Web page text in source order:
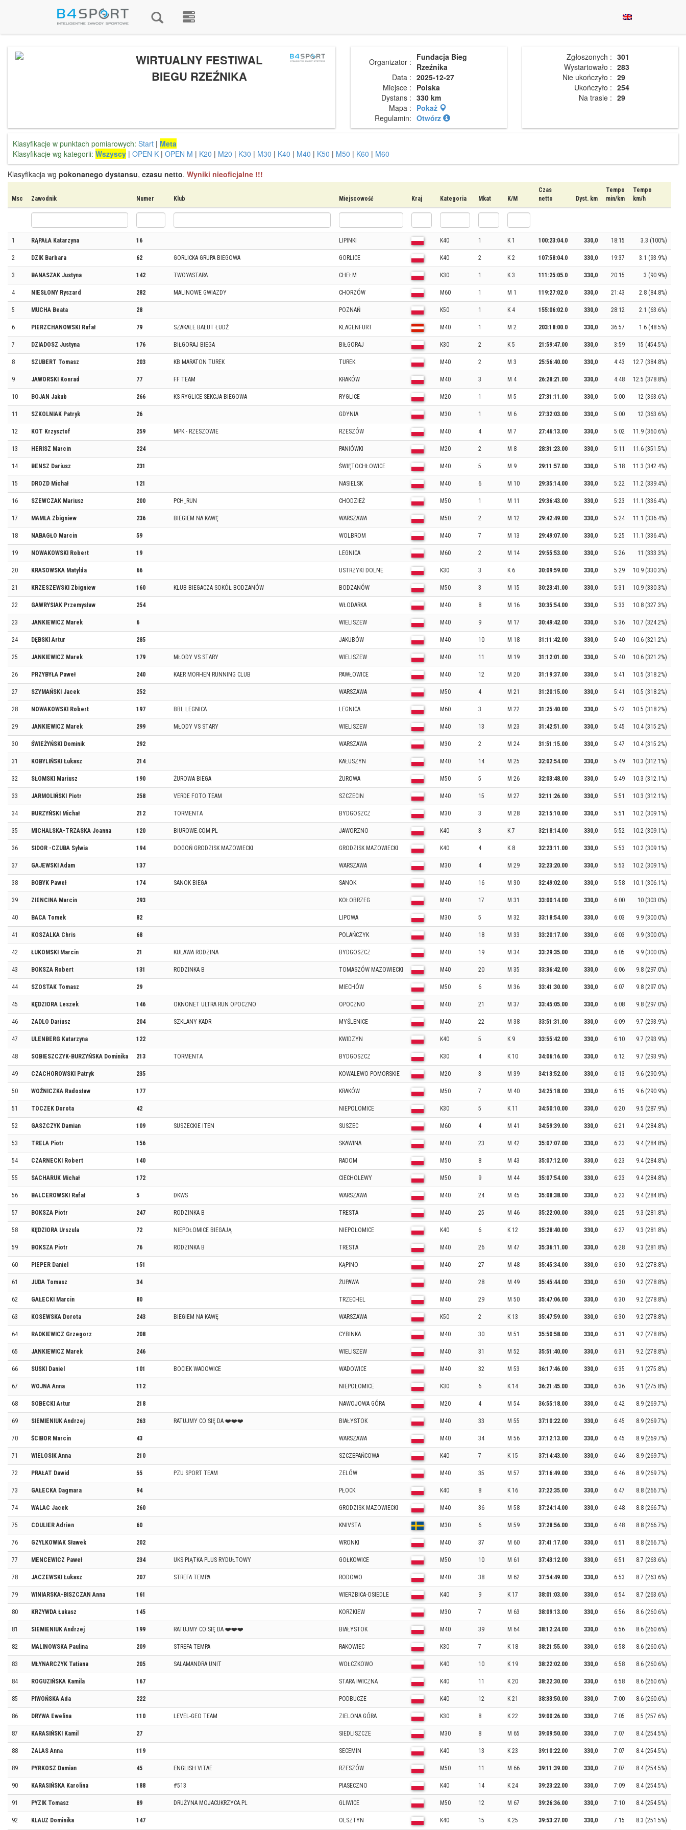
WIRTUALNY FESTIWAL
BIEGU RZEŹNIKA
Organizator : Fundacja Bieg
Rzeźnika
Data : 2025-12-27
Miejsce : Polska
Dystans : 330 km
Mapa : Pokaż
Regulamin: Otwórz
Zgłoszonych : 301
Wystartowało : 283
Nie ukończyło : 29
Ukończyło : 254
Na trasie : 29
Klasyfikacje w punktach pomiarowych: Start | Meta
Klasyfikacje wg kategorii: Wszyscy | OPEN K | OPEN M | K20 | M20 | K30 | M30 | K40 | M40 | K50 | M50 | K60 | M60
Klasyfikacja wg pokonanego dystansu, czasu netto. Wyniki nieoficjalne !!!
Msc Zawodnik Numer Klub Miejscowość Kraj Kategoria Mkat K/M
Czas
netto
Dyst. km
Tempo
min/km
Tempo
km/h
1 RĄPAŁA Katarzyna 16 LIPINKI K40 1 K 1 100:23:04.0 330,0 18:15 3.3 (100%)
2 DZIK Barbara 62 GORLICKA GRUPA BIEGOWA GORLICE K40 2 K 2 107:58:04.0 330,0 19:37 3.1 (93.9%)
3 BANASZAK Justyna 142 TWOYASTARA CHEŁM K30 1 K 3 111:25:05.0 330,0 20:15 3 (90.9%)
4 NIESŁONY Ryszard 282 MALINOWE GWIAZDY CHORZÓW M60 1 M 1 119:27:02.0 330,0 21:43 2.8 (84.8%)
5 MUCHA Beata 28 POZNAŃ K50 1 K 4 155:06:02.0 330,0 28:12 2.1 (63.6%)
6 PIERZCHANOWSKI Rafał 79 SZAKALE BAŁUT ŁUDŹ KLAGENFURT M40 1 M 2 203:18:00.0 330,0 36:57 1.6 (48.5%)
7 DZIADOSZ Justyna 176 BIŁGORAJ BIEGA BIŁGORAJ K30 2 K 5 21:59:47.00 330,0 3:59 15 (454.5%)
8 SZUBERT Tomasz 203 KB MARATON TUREK TUREK M40 2 M 3 25:56:40.00 330,0 4:43 12.7 (384.8%)
9 JAWORSKI Konrad 77 FF TEAM KRAKÓW M40 3 M 4 26:28:21.00 330,0 4:48 12.5 (378.8%)
10 BOJAN Jakub 266 KS RYGLICE SEKCJA BIEGOWA RYGLICE M20 1 M 5 27:31:11.00 330,0 5:00 12 (363.6%)
11 SZKOLNIAK Patryk 26 GDYNIA M30 1 M 6 27:32:03.00 330,0 5:00 12 (363.6%)
12 KOT Krzysztof 259 MPK - RZESZOWIE RZESZÓW M40 4 M 7 27:46:13.00 330,0 5:02 11.9 (360.6%)
13 HERISZ Marcin 224 PANIÓWKI M20 2 M 8 28:31:23.00 330,0 5:11 11.6 (351.5%)
14 BENSZ Dariusz 231 ŚWIĘTOCHŁOWICE M40 5 M 9 29:11:57.00 330,0 5:18 11.3 (342.4%)
15 DROZD Michał 121 NASIELSK M40 6 M 10 29:35:14.00 330,0 5:22 11.2 (339.4%)
16 SZEWCZAK Mariusz 200 PCH_RUN CHODZIEŻ M50 1 M 11 29:36:43.00 330,0 5:23 11.1 (336.4%)
17 MAMLA Zbigniew 236 BIEGIEM NA KAWĘ WARSZAWA M50 2 M 12 29:42:49.00 330,0 5:24 11.1 (336.4%)
18 NABAGŁO Marcin 59 WOLBROM M40 7 M 13 29:49:07.00 330,0 5:25 11.1 (336.4%)
19 NOWAKOWSKI Robert 19 LEGNICA M60 2 M 14 29:55:53.00 330,0 5:26 11 (333.3%)
20 KRASOWSKA Matylda 66 USTRZYKI DOLNE K30 3 K 6 30:09:59.00 330,0 5:29 10.9 (330.3%)
21 KRZESZEWSKI Zbigniew 160 KLUB BIEGACZA SOKÓŁ BODZANÓW BODZANÓW M50 3 M 15 30:23:41.00 330,0 5:31 10.9 (330.3%)
22 GAWRYSIAK Przemysław 254 WŁODARKA M40 8 M 16 30:35:54.00 330,0 5:33 10.8 (327.3%)
23 JANKIEWICZ Marek 6 WIELISZEW M40 9 M 17 30:49:42.00 330,0 5:36 10.7 (324.2%)
24 DĘBSKI Artur 285 JAKUBÓW M40 10 M 18 31:11:42.00 330,0 5:40 10.6 (321.2%)
25 JANKIEWICZ Marek 179 MŁODY VS STARY WIELISZEW M40 11 M 19 31:12:01.00 330,0 5:40 10.6 (321.2%)
26 PRZYBYŁA Paweł 240 KAER MORHEN RUNNING CLUB PAWŁOWICE M40 12 M 20 31:19:37.00 330,0 5:41 10.5 (318.2%)
27 SZYMAŃSKI Jacek 252 WARSZAWA M50 4 M 21 31:20:15.00 330,0 5:41 10.5 (318.2%)
28 NOWAKOWSKI Robert 197 BBL LEGNICA LEGNICA M60 3 M 22 31:25:40.00 330,0 5:42 10.5 (318.2%)
29 JANKIEWICZ Marek 299 MŁODY VS STARY WIELISZEW M40 13 M 23 31:42:51.00 330,0 5:45 10.4 (315.2%)
30 ŚWIEŻYŃSKI Dominik 292 WARSZAWA M30 2 M 24 31:51:15.00 330,0 5:47 10.4 (315.2%)
31 KOBYLIŃSKI Łukasz 214 KAŁUSZYN M40 14 M 25 32:02:54.00 330,0 5:49 10.3 (312.1%)
32 SŁOMSKI Mariusz 190 ŻUROWA BIEGA ŻUROWA M50 5 M 26 32:03:48.00 330,0 5:49 10.3 (312.1%)
33 JARMOLIŃSKI Piotr 258 VERDE FOTO TEAM SZCZECIN M40 15 M 27 32:11:26.00 330,0 5:51 10.3 (312.1%)
34 BURZYŃSKI Michał 212 TORMENTA BYDGOSZCZ M30 3 M 28 32:15:10.00 330,0 5:51 10.2 (309.1%)
35 MICHALSKA-TRZASKA Joanna 120 BIUROWE.COM.PL JAWORZNO K40 3 K 7 32:18:14.00 330,0 5:52 10.2 (309.1%)
36 SIDOR -CZUBA Sylwia 194 DOGOŃ GRODZISK MAZOWIECKI GRODZISK MAZOWIECKI K40 4 K 8 32:23:11.00 330,0 5:53 10.2 (309.1%)
37 GAJEWSKI Adam 137 WARSZAWA M30 4 M 29 32:23:20.00 330,0 5:53 10.2 (309.1%)
38 BOBYK Paweł 174 SANOK BIEGA SANOK M40 16 M 30 32:49:02.00 330,0 5:58 10.1 (306.1%)
39 ZIENCINA Marcin 293 KOŁOBRZEG M40 17 M 31 33:00:14.00 330,0 6:00 10 (303.0%)
40 BACA Tomek 82 LIPOWA M30 5 M 32 33:18:54.00 330,0 6:03 9.9 (300.0%)
41 KOSZALKA Chris 68 POLAŃCZYK M40 18 M 33 33:20:17.00 330,0 6:03 9.9 (300.0%)
42 ŁUKOMSKI Marcin 21 KULAWA RODZINA BYDGOSZCZ M40 19 M 34 33:29:35.00 330,0 6:05 9.9 (300.0%)
43 BOKSZA Robert 131 RODZINKA B TOMASZÓW MAZOWIECKI M40 20 M 35 33:36:42.00 330,0 6:06 9.8 (297.0%)
44 SZOSTAK Tomasz 29 MIECHÓW M50 6 M 36 33:41:30.00 330,0 6:07 9.8 (297.0%)
45 KĘDZIORA Leszek 146 OKNONET ULTRA RUN OPOCZNO OPOCZNO M40 21 M 37 33:45:05.00 330,0 6:08 9.8 (297.0%)
46 ZADLO Dariusz 204 SZKLANY KADR MYŚLENICE M40 22 M 38 33:51:31.00 330,0 6:09 9.7 (293.9%)
47 ULENBERG Katarzyna 122 KWIDZYN K40 5 K 9 33:55:42.00 330,0 6:10 9.7 (293.9%)
48 SOBIESZCZYK-BURZYŃSKA Dominika 213 TORMENTA BYDGOSZCZ K30 4 K 10 34:06:16.00 330,0 6:12 9.7 (293.9%)
49 CZACHOROWSKI Patryk 235 KOWALEWO POMORSKIE M20 3 M 39 34:13:52.00 330,0 6:13 9.6 (290.9%)
50 WOŹNICZKA Radosław 177 KRAKÓW M50 7 M 40 34:25:18.00 330,0 6:15 9.6 (290.9%)
51 TOCZEK Dorota 42 NIEPOLOMICE K30 5 K 11 34:50:10.00 330,0 6:20 9.5 (287.9%)
52 GASZCZYK Damian 109 SUSZECKIE ITEN SUSZEC M60 4 M 41 34:59:39.00 330,0 6:21 9.4 (284.8%)
53 TRELA Piotr 156 SKAWINA M40 23 M 42 35:07:07.00 330,0 6:23 9.4 (284.8%)
54 CZARNECKI Robert 140 RADOM M50 8 M 43 35:07:12.00 330,0 6:23 9.4 (284.8%)
55 SACHARUK Michał 172 CIECHOLEWY M50 9 M 44 35:07:54.00 330,0 6:23 9.4 (284.8%)
56 BALCEROWSKI Rafał 5 DKWS WARSZAWA M40 24 M 45 35:08:38.00 330,0 6:23 9.4 (284.8%)
57 BOKSZA Piotr 247 RODZINKA B TRESTA M40 25 M 46 35:22:00.00 330,0 6:25 9.3 (281.8%)
58 KĘDZIORA Urszula 72 NIEPOŁOMICE BIEGAJĄ NIEPOŁOMICE K40 6 K 12 35:28:40.00 330,0 6:27 9.3 (281.8%)
59 BOKSZA Piotr 76 RODZINKA B TRESTA M40 26 M 47 35:36:11.00 330,0 6:28 9.3 (281.8%)
60 PIEPER Daniel 151 KĄPINO M40 27 M 48 35:45:34.00 330,0 6:30 9.2 (278.8%)
61 JUDA Tomasz 34 ŻUPAWA M40 28 M 49 35:45:44.00 330,0 6:30 9.2 (278.8%)
62 GAŁECKI Marcin 80 TRZECHEL M40 29 M 50 35:47:06.00 330,0 6:30 9.2 (278.8%)
63 KOSEWSKA Dorota 243 BIEGIEM NA KAWĘ WARSZAWA K50 2 K 13 35:47:59.00 330,0 6:30 9.2 (278.8%)
64 RADKIEWICZ Grzegorz 208 CYBINKA M40 30 M 51 35:50:58.00 330,0 6:31 9.2 (278.8%)
65 JANKIEWICZ Marek 246 WIELISZEW M40 31 M 52 35:51:40.00 330,0 6:31 9.2 (278.8%)
66 SUSKI Daniel 101 BOCIEK WADOWICE WADOWICE M40 32 M 53 36:17:46.00 330,0 6:35 9.1 (275.8%)
67 WOJNA Anna 112 NIEPOŁOMICE K30 6 K 14 36:21:45.00 330,0 6:36 9.1 (275.8%)
68 SOBECKI Artur 218 NAWOJOWA GÓRA M20 4 M 54 36:55:18.00 330,0 6:42 8.9 (269.7%)
69 SIEMIENIUK Andrzej 263 RATUJMY CO SIĘ DA ❤️❤️❤️ BIAŁYSTOK M40 33 M 55 37:10:22.00 330,0 6:45 8.9 (269.7%)
70 ŚCIBOR Marcin 43 WARSZAWA M40 34 M 56 37:12:13.00 330,0 6:45 8.9 (269.7%)
71 WIELOSIK Anna 210 SZCZEPAŃCOWA K40 7 K 15 37:14:43.00 330,0 6:46 8.9 (269.7%)
72 PRAŁAT Dawid 55 PZU SPORT TEAM ZELÓW M40 35 M 57 37:16:49.00 330,0 6:46 8.9 (269.7%)
73 GAŁECKA Dagmara 94 PŁOCK K40 8 K 16 37:22:35.00 330,0 6:47 8.8 (266.7%)
74 WALAC Jacek 260 GRODZISK MAZOWIECKI M40 36 M 58 37:24:14.00 330,0 6:48 8.8 (266.7%)
75 COULIER Adrien 60 KNIVSTA M30 6 M 59 37:28:56.00 330,0 6:48 8.8 (266.7%)
76 GZYLKOWIAK Sławek 202 WRONKI M40 37 M 60 37:41:17.00 330,0 6:51 8.8 (266.7%)
77 MENCEWICZ Paweł 234 UKS PIĄTKA PLUS RYDUŁTOWY GOŁKOWICE M50 10 M 61 37:43:12.00 330,0 6:51 8.7 (263.6%)
78 JACZEWSKI Łukasz 207 STREFA TEMPA RODOWO M40 38 M 62 37:54:49.00 330,0 6:53 8.7 (263.6%)
79 WINIARSKA-BISZCZAN Anna 161 WIERZBICA-OSIEDLE K40 9 K 17 38:01:03.00 330,0 6:54 8.7 (263.6%)
80 KRZYWDA Łukasz 145 KORZKIEW M30 7 M 63 38:09:13.00 330,0 6:56 8.6 (260.6%)
81 SIEMIENIUK Andrzej 199 RATUJMY CO SIĘ DA ❤️❤️❤️ BIAŁYSTOK M40 39 M 64 38:12:24.00 330,0 6:56 8.6 (260.6%)
82 MALINOWSKA Paulina 209 STREFA TEMPA RAKOWIEC K30 7 K 18 38:21:55.00 330,0 6:58 8.6 (260.6%)
83 MŁYNARCZYK Tatiana 205 SALAMANDRA UNIT WOŁCZKOWO K40 10 K 19 38:22:02.00 330,0 6:58 8.6 (260.6%)
84 ROGUZIŃSKA Kamila 167 STARA IWICZNA K40 11 K 20 38:22:30.00 330,0 6:58 8.6 (260.6%)
85 PIWOŃSKA Ada 222 PODBUCZE K40 12 K 21 38:33:50.00 330,0 7:00 8.6 (260.6%)
86 DRYWA Ewelina 110 LEVEL-GEO TEAM ZIELONA GÓRA K30 8 K 22 39:00:26.00 330,0 7:05 8.5 (257.6%)
87 KARASIŃSKI Kamil 27 SIEDLISZCZE M30 8 M 65 39:09:50.00 330,0 7:07 8.4 (254.5%)
88 ZALAS Anna 119 SECEMIN K40 13 K 23 39:10:22.00 330,0 7:07 8.4 (254.5%)
89 PYRKOSZ Damian 45 ENGLISH VITAE RZESZÓW M50 11 M 66 39:11:39.00 330,0 7:07 8.4 (254.5%)
90 KARASIŃSKA Karolina 188 #513 PIASECZNO K40 14 K 24 39:23:22.00 330,0 7:09 8.4 (254.5%)
91 PYZIK Tomasz 89 DRUŻYNA MOJACUKRZYCA.PL GLIWICE M50 12 M 67 39:26:36.00 330,0 7:10 8.4 (254.5%)
92 KLAUZ Dominika 147 OLSZTYN K40 15 K 25 39:53:27.00 330,0 7:15 8.3 (251.5%)